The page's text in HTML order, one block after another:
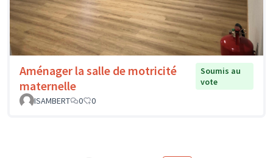
Aménager la salle de motricité
maternelle
Soumis au
vote
ISAMBERT
0 0